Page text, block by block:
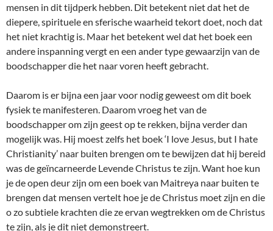
mensen in dit tijdperk hebben. Dit betekent niet dat het de
diepere, spirituele en sferische waarheid tekort doet, noch dat
het niet krachtig is. Maar het betekent wel dat het boek een
andere inspanning vergt en een ander type gewaarzijn van de
boodschapper die het naar voren heeft gebracht.
Daarom is er bijna een jaar voor nodig geweest om dit boek
fysiek te manifesteren. Daarom vroeg het van de
boodschapper om zijn geest op te rekken, bijna verder dan
mogelijk was. Hij moest zelfs het boek ‘I love Jesus, but I hate
Christianity’ naar buiten brengen om te bewijzen dat hij bereid
was de geïncarneerde Levende Christus te zijn. Want hoe kun
je de open deur zijn om een boek van Maitreya naar buiten te
brengen dat mensen vertelt hoe je de Christus moet zijn en die
o zo subtiele krachten die ze ervan wegtrekken om de Christus
te zijn, als je dit niet demonstreert.